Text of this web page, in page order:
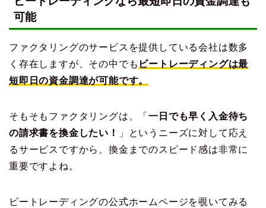
可能
ファクタリングのサービスを提供している会社は数多
く存在しますが、その中でも ビートレーディングは最
短即日の資金調達が可能です。
そもそもファクタリングは、「一日でも早く入金待ち
の請求書を換金したい！
」というニーズに対して応え
るサービスですから、換金までのスピード感は非常に
重要ですよね。
ビートレーディングの公式ホームページを覗いてみる